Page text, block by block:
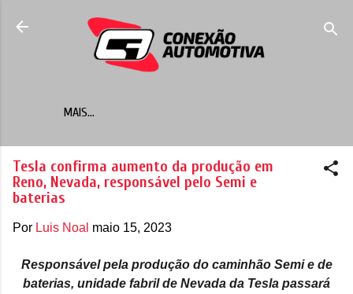
Pular para o conteúdo principal
MAIS…
Tesla confirma aumento da produção em
Reno, Nevada, responsável pelo Semi e
baterias
Por Luis Noal maio 15, 2023
Responsável pela produção do caminhão Semi e de
baterias, unidade fabril de Nevada da Tesla passará